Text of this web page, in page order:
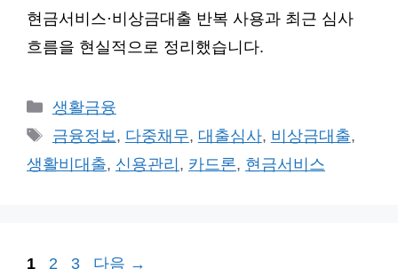
현금서비스·비상금대출 반복 사용과 최근 심사
흐름을 현실적으로 정리했습니다.
카
테
리
생활금융
태
그
금융정보, 다중채무, 대출심사, 비상금대출,
생활비대출, 신용관리 , 카드론, 현금서비스
페
1 페
2 페
3 다음 →